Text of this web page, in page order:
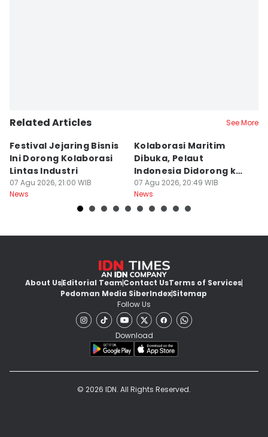
Related Articles See More
Festival Jejaring Bisnis
Ini Dorong Kolaborasi
Lintas Industri
07 Agu 2026, 21:00 WIB
News
Kolaborasi Maritim
Dibuka, Pelaut
Indonesia Didorong ke
Pasar Global
07 Agu 2026, 20:49 WIB
News
About UsEditorial TeamContact UsTerms of Services
Pedoman Media SiberIndexSitemap
Follow Us
Download
© 2026 IDN. All Rights Reserved.